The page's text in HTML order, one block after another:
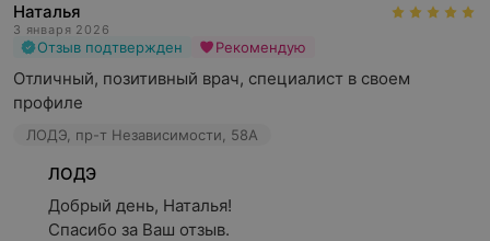
Наталья
3 января 2026
Отзыв подтвержден Рекомендую
Отличный, позитивный врач, специалист в своем
профиле
ЛОДЭ, пр-т Независимости, 58А
ЛОДЭ
Добрый день, Наталья!
Спасибо за Ваш отзыв.